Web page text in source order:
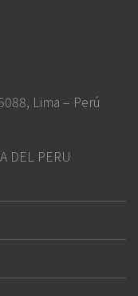
Lima – Perú
DEL PERU